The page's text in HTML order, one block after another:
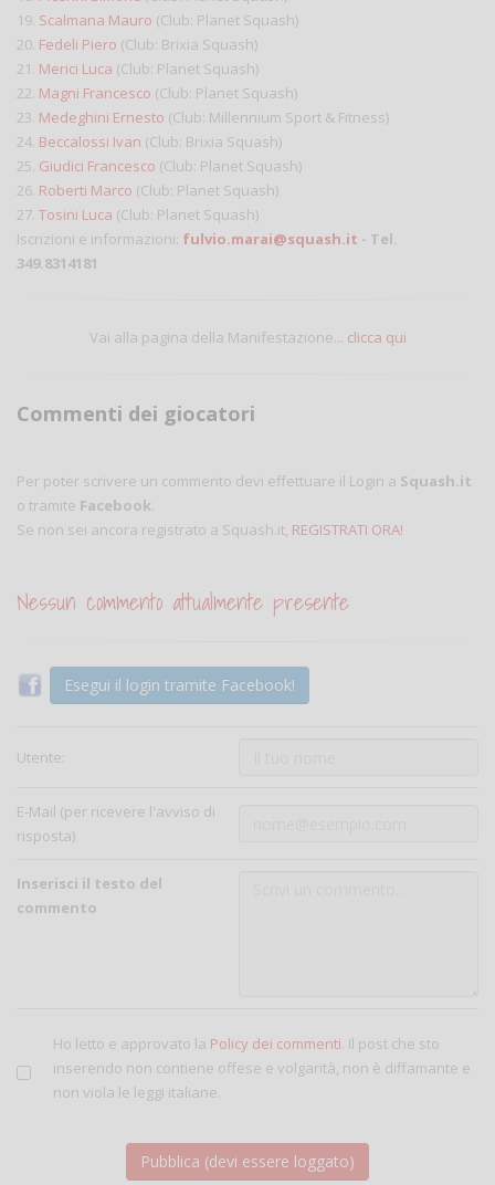
19. Scalmana Mauro (Club: Planet Squash)
20. Fedeli Piero (Club: Brixia Squash)
21. Merici Luca (Club: Planet Squash)
22. Magni Francesco (Club: Planet Squash)
23. Medeghini Ernesto (Club: Millennium Sport & Fitness)
24. Beccalossi Ivan (Club: Brixia Squash)
25. Giudici Francesco (Club: Planet Squash)
26. Roberti Marco (Club: Planet Squash)
27. Tosini Luca (Club: Planet Squash)
Iscrizioni e informazioni: fulvio.marai@squash.it - Tel.
349.8314181
Vai alla pagina della Manifestazione... clicca qui
Commenti dei giocatori
Per poter scrivere un commento devi effettuare il Login a Squash.it
o tramite Facebook.
Se non sei ancora registrato a Squash.it, REGISTRATI ORA!
Nessun commento attualmente presente
Esegui il login tramite Facebook!
Utente:
E-Mail (per ricevere l'avviso di
risposta)
Inserisci il testo del
commento
Ho letto e approvato la Policy dei commenti. Il post che sto
inserendo non contiene offese e volgarità, non è diffamante e
non viola le leggi italiane.